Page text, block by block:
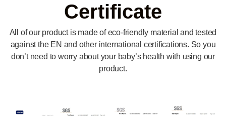
Certificate
All of our product is made of eco-friendly material and tested
against the EN and other international certifications. So you
don’t need to worry about your baby’s health with using our
product.